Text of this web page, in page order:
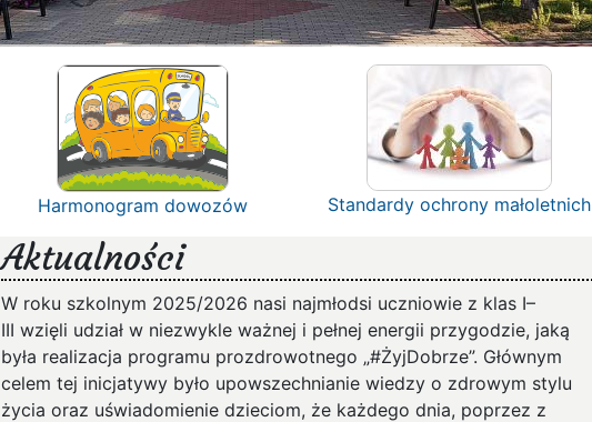
Harmonogram dowozów Standardy ochrony małoletnich
Aktualności
W roku szkolnym 2025/2026 nasi najmłodsi uczniowie z klas I–
III wzięli udział w niezwykle ważnej i pełnej energii przygodzie, jaką
była realizacja programu prozdrowotnego „#ŻyjDobrze”. Głównym
celem tej inicjatywy było upowszechnianie wiedzy o zdrowym stylu
życia oraz uświadomienie dzieciom, że każdego dnia, poprzez z